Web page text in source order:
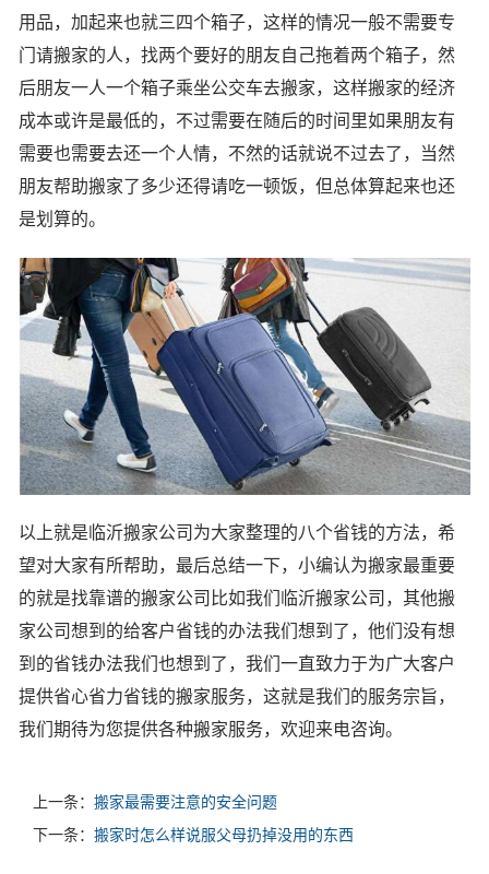
用品，加起来也就三四个箱子，这样的情况一般不需要专
门请搬家的人，找两个要好的朋友自己拖着两个箱子，然
后朋友一人一个箱子乘坐公交车去搬家，这样搬家的经济
成本或许是最低的，不过需要在随后的时间里如果朋友有
需要也需要去还一个人情，不然的话就说不过去了，当然
朋友帮助搬家了多少还得请吃一顿饭，但总体算起来也还
是划算的。
以上就是临沂搬家公司为大家整理的八个省钱的方法，希
望对大家有所帮助，最后总结一下，小编认为搬家最重要
的就是找靠谱的搬家公司比如我们临沂搬家公司，其他搬
家公司想到的给客户省钱的办法我们想到了，他们没有想
到的省钱办法我们也想到了，我们一直致力于为广大客户
提供省心省力省钱的搬家服务，这就是我们的服务宗旨，
我们期待为您提供各种搬家服务，欢迎来电咨询。
上一条： 搬家最需要注意的安全问题
下一条： 搬家时怎么样说服父母扔掉没用的东西